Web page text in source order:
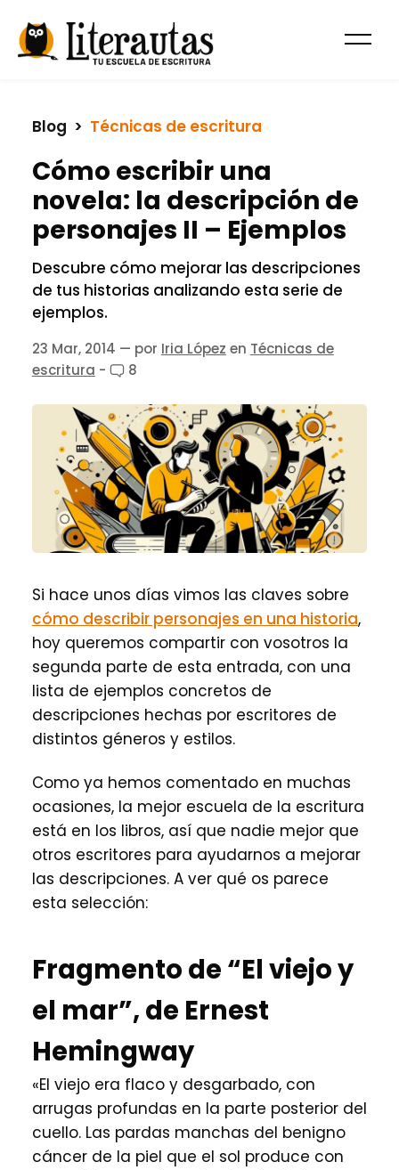
Blog
  >
Técnicas de escritura
Cómo escribir una
novela: la descripción de
personajes II – Ejemplos
Descubre cómo mejorar las descripciones
de tus historias analizando esta serie de
ejemplos.
23 Mar, 2014 — por Iria López en Técnicas de
escritura - 8
Si hace unos días vimos las claves sobre
cómo describir personajes en una historia,
hoy queremos compartir con vosotros la
segunda parte de esta entrada, con una
lista de ejemplos concretos de
descripciones hechas por escritores de
distintos géneros y estilos.
Como ya hemos comentado en muchas
ocasiones, la mejor escuela de la escritura
está en los libros, así que nadie mejor que
otros escritores para ayudarnos a mejorar
las descripciones. A ver qué os parece
esta selección:
Fragmento de “El viejo y
el mar”, de Ernest
Hemingway
«El viejo era flaco y desgarbado, con
arrugas profundas en la parte posterior del
cuello. Las pardas manchas del benigno
cáncer de la piel que el sol produce con